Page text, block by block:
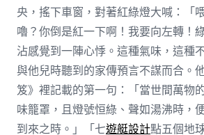
央，搖下車窗，對著紅綠燈大喊：「
嚕？你倒是紅一下啊！我要向左轉！
沾感覺到一陣心悸。這種氣味，這種
與他兒時聽到的家傳預言不謀而合。
笈》裡記載的第一句：「當世間萬物
味籠罩，且燈號恒綠、聲如湯沸時，
到來之時。」「七遊艇設計點五個地